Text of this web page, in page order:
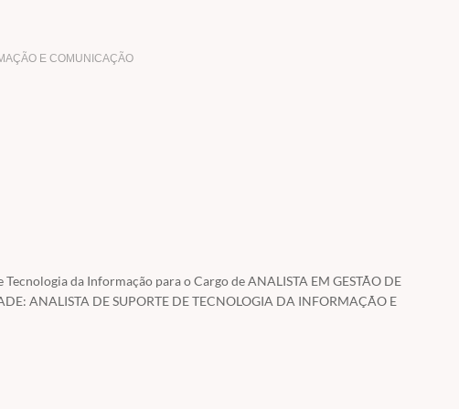
E COMUNICAÇÃO
matrícula para nossa central ou para o Tec Concursos, apenas seguir os passos que
o curso e a didática dos professores (observe as aulas escritas Assistir no nome do
da Informação para o Cargo de ANALISTA EM GESTÃO DE
ANALISTA DE SUPORTE DE TECNOLOGIA DA INFORMAÇÃO E